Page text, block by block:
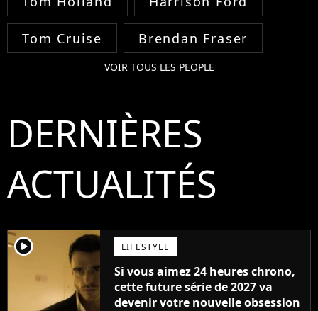
Tom Cruise Brendan Fraser
VOIR TOUS LES PEOPLE
DERNIÈRES
ACTUALITÉS
player2 LIFESTYLE
Si vous aimez 24 heures chrono,
cette future série de 2027 va
devenir votre nouvelle obsession